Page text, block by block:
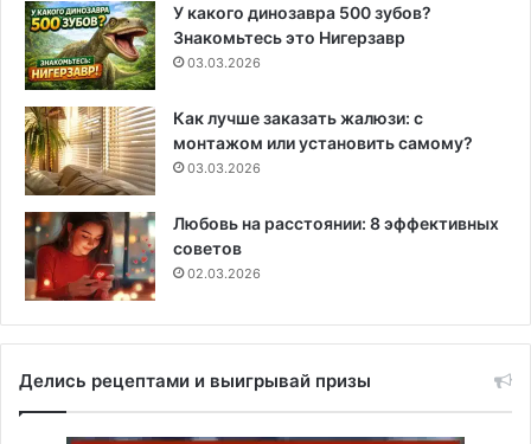
У какого динозавра 500 зубов?
Знакомьтесь это Нигерзавр
03.03.2026
Как лучше заказать жалюзи: с
монтажом или установить самому?
03.03.2026
Любовь на расстоянии: 8 эффективных
советов
02.03.2026
Делись рецептами и выигрывай призы